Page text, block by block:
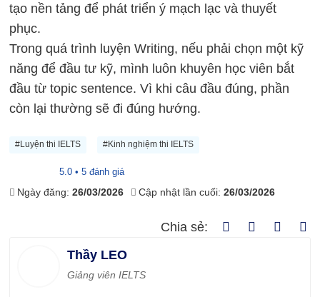
tạo nền tảng để phát triển ý mạch lạc và thuyết
phục.
Trong quá trình luyện Writing, nếu phải chọn một kỹ
năng để đầu tư kỹ, mình luôn khuyên học viên bắt
đầu từ topic sentence. Vì khi câu đầu đúng, phần
còn lại thường sẽ đi đúng hướng.
#Luyện thi IELTS #Kinh nghiệm thi IELTS
5.0 • 5 đánh giá
Ngày đăng:26/03/2026 Cập nhật lần cuối:26/03/2026
Chia sẻ:
Thầy LEO
Giảng viên IELTS